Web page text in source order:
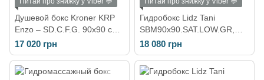
Душевой бокс Kroner KRP
Enzo – SD.C.F.G. 90x90 см
CV029572
17 020 грн
Гидробокс Lidz Tani
SBM90x90.SAT.LOW.GR,
стекло тонированное 4 мм
LTSBM9090SATLOWGR
18 080 грн